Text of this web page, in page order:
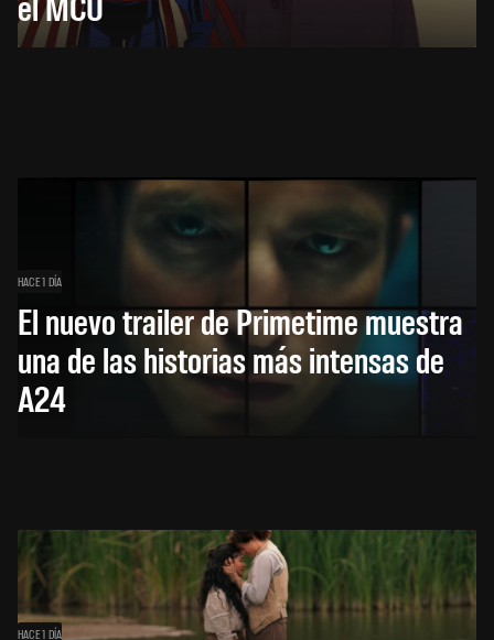
HACE 1 DÍA
El nuevo trailer de Primetime muestra
una de las historias más intensas de
A24
HACE 1 DÍA